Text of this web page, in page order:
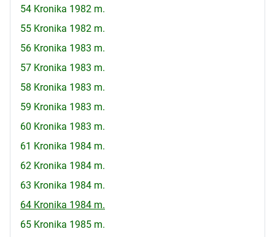
54 Kronika 1982 m.
55 Kronika 1982 m.
56 Kronika 1983 m.
57 Kronika 1983 m.
58 Kronika 1983 m.
59 Kronika 1983 m.
60 Kronika 1983 m.
61 Kronika 1984 m.
62 Kronika 1984 m.
63 Kronika 1984 m.
64 Kronika 1984 m.
65 Kronika 1985 m.